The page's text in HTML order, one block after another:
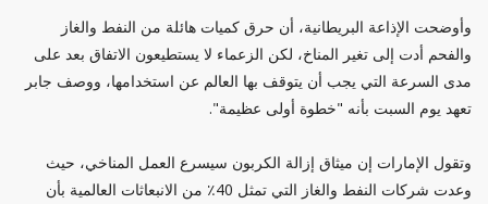
وأوضحت الإذاعة البريطانية، أن حرق كميات هائلة من النفط والغاز
والفحم أدت إلى تغير المناخ، لكن الزعماء لا يستطيعون الاتفاق بعد على
مدى السرعة التي يجب أن يتوقف بها العالم عن استخدامها، ووصف جابر
تعهد يوم السبت بأنه "خطوة أولى عظيمة".
وتقول الإمارات إن ميثاق إزالة الكربون سيسرع العمل المناخي، حيث
وعدت شركات النفط والغاز التي تمثل 40٪ من الانبعاثات العالمية بأن